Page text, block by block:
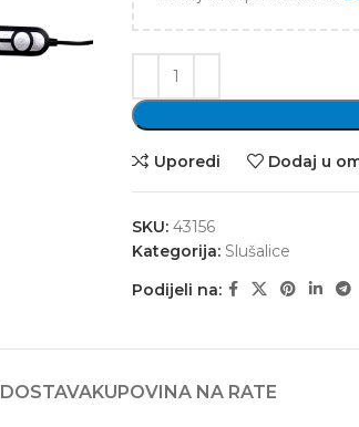
Uporedi Dodaj u
SKU: 43156
Kategorija: Slušalice
Podijeli na:
DOSTAVAKUPOVINA NA RATE